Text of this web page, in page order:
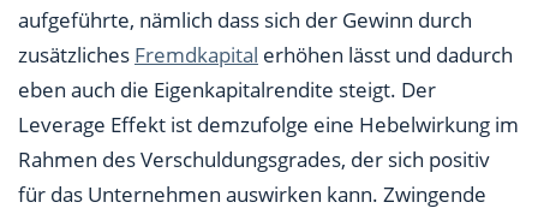
aufgeführte, nämlich dass sich der Gewinn durch
zusätzliches Fremdkapital erhöhen lässt und dadurch
eben auch die Eigenkapitalrendite steigt. Der
Leverage Effekt ist demzufolge eine Hebelwirkung im
Rahmen des Verschuldungsgrades, der sich positiv
für das Unternehmen auswirken kann. Zwingende